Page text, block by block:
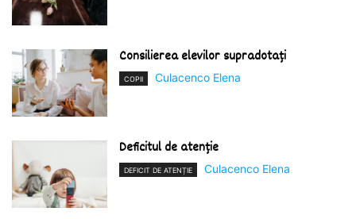
Consilierea elevilor supradotați
COPII Culacenco Elena
Deficitul de atenție
DEFICIT DE ATENȚIE Culacenco Elena